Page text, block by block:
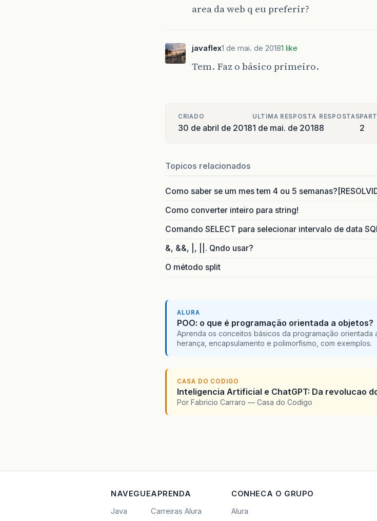
area da web q eu preferir?
javaflex1 de mai. de 20181 like
Tem. Faz o básico primeiro.
CRIADO
30 de abril de 2018
ULTIMA RESPOSTA
1 de mai. de 2018
RESPOSTAS
8 2
Topicos relacionados
Como saber se um mes tem 4 ou 5
Como converter inteiro para string!
Comando SELECT para selecionar intervalo de data
&, &&, |, ||. Qndo usar?
O método split
ALURA
POO: o que é programação orientada a objetos?
Aprenda os conceitos básicos da programação orientada
herança, encapsulamento e polimorfismo, com exemplos.
CASA DO CODIGO
Inteligencia Artificial e ChatGPT: Da revolucao
Por Fabricio Carraro — Casa do Codigo
NAVEGUE
Java
APRENDA
Carreiras Alura
CONHECA O GRUPO
Alura